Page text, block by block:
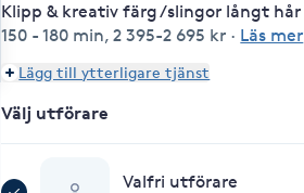
Klipp & kreativ färg /slingor långt hår
150 - 180 min,2 395-2 695 kr · Läs mer
Lägg till ytterligare tjänst
Välj utförare
Valfri utförare